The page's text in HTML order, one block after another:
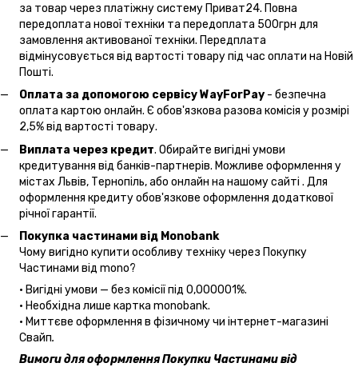
за товар через платіжну систему Приват24. Повна
передоплата нової техніки та передоплата 500грн для
замовлення активованої техніки. Передплата
відмінусовується від вартості товару під час оплати на Новій
Пошті.
Оплата за допомогою сервісу WayForPay - безпечна
оплата картою онлайн. Є обов'язкова разова комісія у розмірі
2,5% від вартості товару.
Виплата через кредит. Обирайте вигідні умови
кредитування від банків-партнерів. Можливе оформлення у
містах Львів, Тернопіль, або онлайн на нашому сайті . Для
оформлення кредиту обов'язкове оформлення додаткової
річної гарантії.
Покупка частинами від Monobank
Чому вигідно купити особливу техніку через Покупку
Частинами від mono?
• Вигідні умови — без комісії під 0,000001%.
• Необхідна лише картка monobank.
• Миттєве оформлення в фізичному чи інтернет-магазині
Cвайп.
Вимоги для оформлення Покупки Частинами від